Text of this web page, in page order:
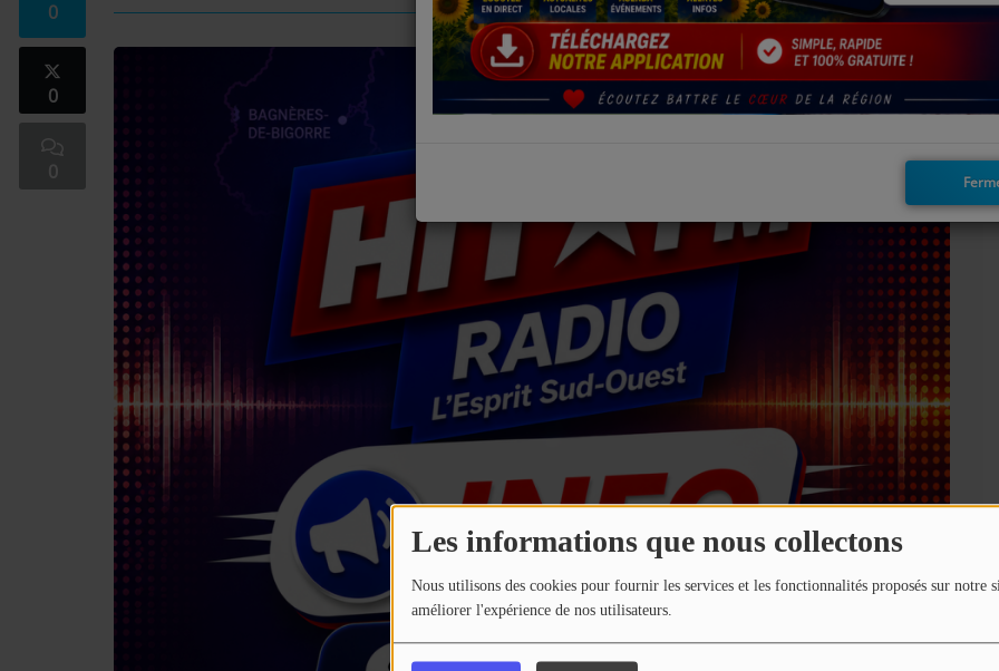
Les informations que nous collectons
Nous utilisons des cookies pour fournir les services et les fonctionnalités proposés sur notre
améliorer l'expérience de nos utilisateurs.
INFOS HAUTES - PYRÉNÉES
LA RADIO
PODCAST
EQUIPE
TITRES DIFFUSÉS
FRÉQUENCES
EVÈNEMENTS
JEUX CONCOURS
CONTACTEZ-NOUS
RÉGIE PUBLICTIAIRE
0
0
0